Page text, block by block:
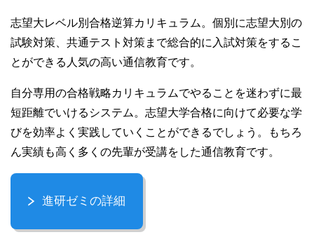
志望大レベル別合格逆算カリキュラム。個別に志望大別の
試験対策、共通テスト対策まで総合的に入試対策をするこ
とができる人気の高い通信教育です。
自分専用の合格戦略カリキュラムでやることを迷わずに最
短距離でいけるシステム。志望大学合格に向けて必要な学
びを効率よく実践していくことができるでしょう。もちろ
ん実績も高く多くの先輩が受講をした通信教育です。
進研ゼミの詳細